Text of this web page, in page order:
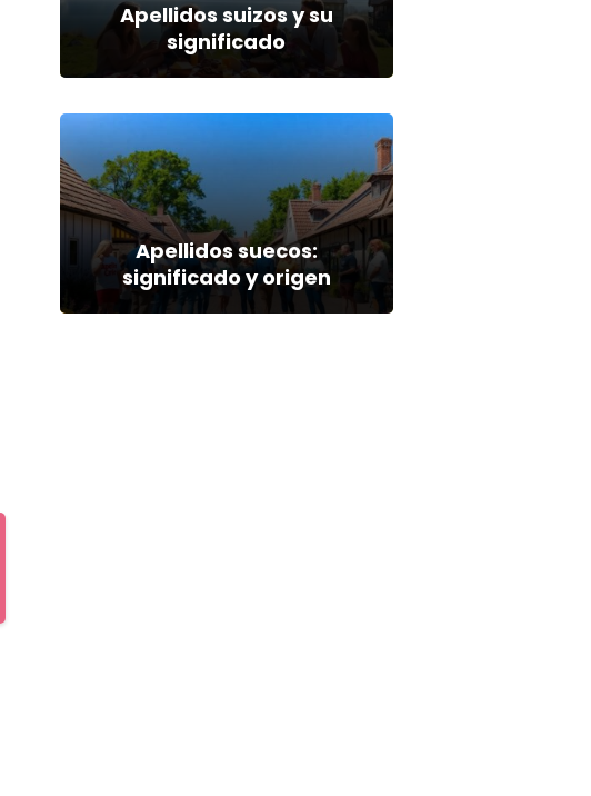
Apellidos suizos y su
significado
Apellidos suecos:
significado y origen